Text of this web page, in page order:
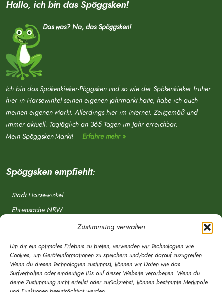
Zustimmung verwalten
Um dir ein optimales Erlebnis zu bieten, verwenden wir Technologien wie
Cookies, um Geräteinformationen zu speichern und/oder darauf zuzugreifen.
Wenn du diesen Technologien zustimmst, können wir Daten wie das
Surfverhalten oder eindeutige IDs auf dieser Website verarbeiten. Wenn du
deine Zustimmung nicht erteilst oder zurückziehst, können bestimmte Merkmale
Hallo, ich bin das Spöggsken!
Das was? Na, das Spöggsken!
Ich bin das Spökenkieker-Pöggsken und so wie der Spökenkieker früher
hier in Harsewinkel seinen eigenen Jahrmarkt hatte, habe ich auch
meinen eigenen Markt. Allerdings hier im Internet. Zeitgemäß und
immer aktuell. Tagtäglich an 365 Tagen im Jahr erreichbar.
Mein Spöggsken-Markt! – Erfahre mehr »
Spöggsken empfiehlt:
Stadt Harsewinkel
Ehrensache NRW
OWL Verkehr
Greffen.de
Verkehrsverein Harsewinkel e. V.